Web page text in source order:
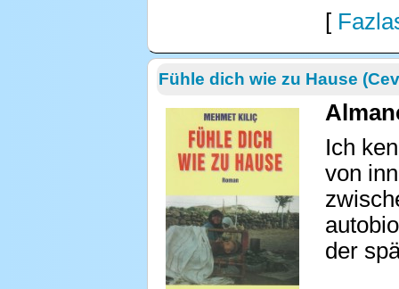
[
Fühle dich wie zu Hause
Ich
von
der